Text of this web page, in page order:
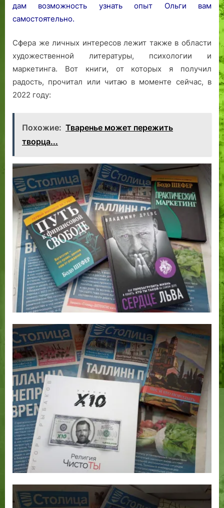
дам возможность узнать опыт Ольги вам
самостоятельно.
Сфера же личных интересов лежит также в области
художественной литературы, психологии и
маркетинга. Вот книги, от которых я получил
радость, прочитал или читаю в моменте сейчас, в
2022 году:
Похожие: Тваренье может пережить
творца...